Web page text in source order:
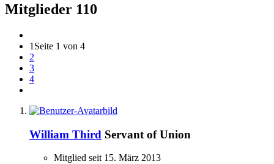
Mitglieder 110
1 Seite 1 von 4
2
3
4
William Third Servant of Union
Mitglied seit 15. März 2013